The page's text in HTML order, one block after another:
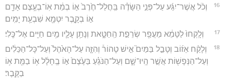
16
וְכֹ֨ל אֲשֶׁר־יִגַּ֜ע עַל־פְּנֵ֣י הַשָּׂדֶ֗ה בַּֽחֲלַל־חֶ֙רֶב֙ א֣וֹ בְמֵ֔ת אֽוֹ־בְעֶ֥צֶם אָדָ֖ם
א֣וֹ בְקָ֑בֶר יִטְמָ֖א שִׁבְעַ֥ת יָמִֽים׃
17 וְלָֽקְחוּ֙ לַטָּמֵ֔א מֵעֲפַ֖ר שְׂרֵפַ֣ת הַֽחַטָּ֑את וְנָתַ֥ן עָלָ֛יו מַ֥יִם חַיִּ֖ים אֶל־כֶּֽלִי׃
18
וְלָקַ֨ח אֵז֜וֹב וְטָבַ֣ל בַּמַּיִם֮ אִ֣ישׁ טָהוֹר֒ וְהִזָּ֤ה עַל־הָאֹ֙הֶל֙ וְעַל־כָּל־הַכֵּלִ֔ים
וְעַל־הַנְּפָשׁ֖וֹת אֲשֶׁ֣ר הָֽיוּ־שָׁ֑ם וְעַל־הַנֹּגֵ֗עַ בַּעֶ֙צֶם֙ א֣וֹ בֶֽחָלָ֔ל א֥וֹ בַמֵּ֖ת א֥וֹ
בַקָּֽבֶר׃